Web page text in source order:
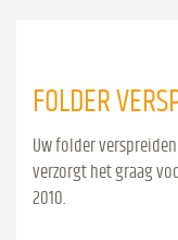
FOLDER
Uw folder
verzorgt het graag
2010.